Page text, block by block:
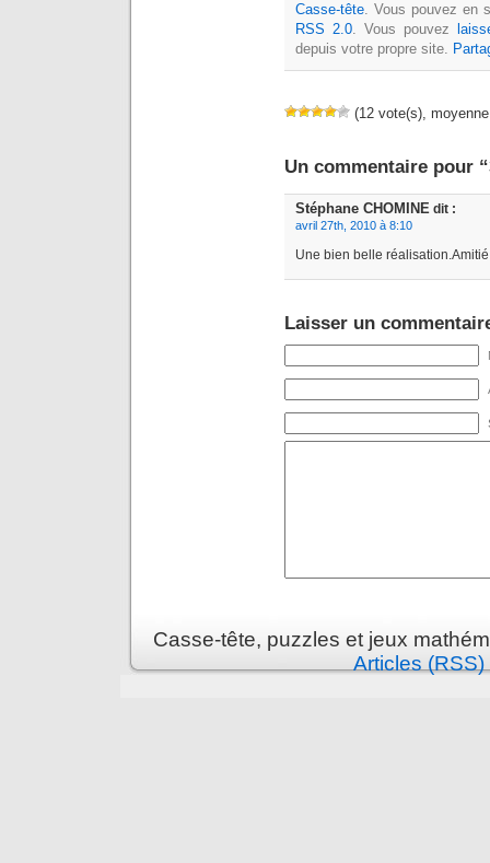
Casse-tête. Vous pouvez en
RSS 2.0. Vous pouvez
depuis votre propre site.
(12 vote(s),
Un commentaire pour
Stéphane CHOMINE dit :
avril 27th, 2010 à 8:10
Une bien belle
Laisser un
Casse-tête, puzzles et jeux
Articles (RSS)